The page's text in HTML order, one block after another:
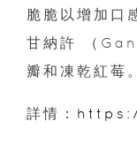
脆脆以增加
甘納許 （
瓣和凍乾紅莓。
詳情：